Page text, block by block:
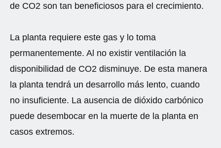
de CO2 son tan beneficiosos para el crecimiento.
La planta requiere este gas y lo toma
permanentemente. Al no existir ventilación la
disponibilidad de CO2 disminuye. De esta manera
la planta tendrá un desarrollo más lento, cuando
no insuficiente. La ausencia de dióxido carbónico
puede desembocar en la muerte de la planta en
casos extremos.